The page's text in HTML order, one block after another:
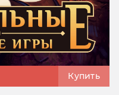
Купить